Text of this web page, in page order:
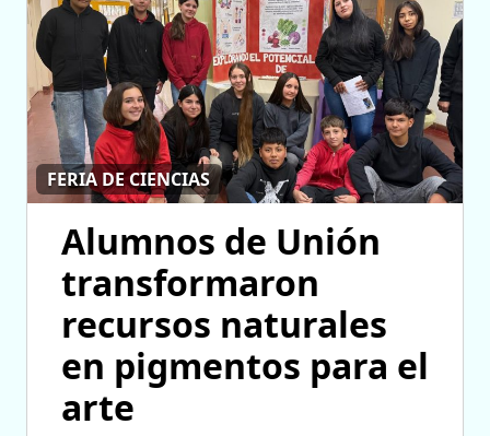
FERIA DE CIENCIAS
Alumnos de Unión
transformaron
recursos naturales
en pigmentos para el
arte